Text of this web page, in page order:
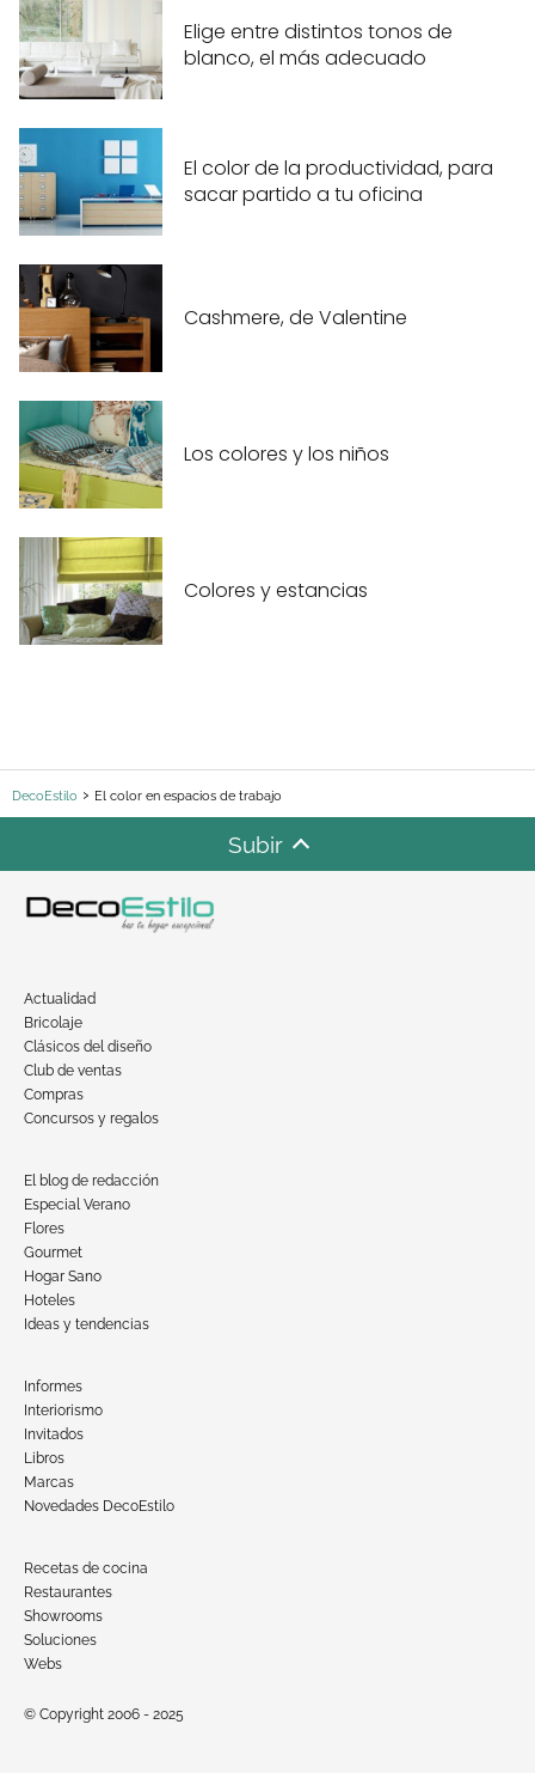
Elige entre distintos tonos de
blanco, el más adecuado
El color de la productividad, para
sacar partido a tu oficina
Cashmere, de Valentine
Los colores y los niños
Colores y estancias
DecoEstilo El color en espacios de trabajo
Subir
Actualidad
Bricolaje
Clásicos del diseño
Club de ventas
Compras
Concursos y regalos
El blog de redacción
Especial Verano
Flores
Gourmet
Hogar Sano
Hoteles
Ideas y tendencias
Informes
Interiorismo
Invitados
Libros
Marcas
Novedades DecoEstilo
Recetas de cocina
Restaurantes
Showrooms
Soluciones
Webs
© Copyright 2006 - 2025